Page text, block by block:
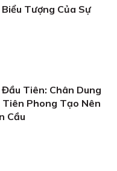
Tượng Của Sự
Tiên: Chân Dung
Tiên Phong Tạo Nên
Cầu